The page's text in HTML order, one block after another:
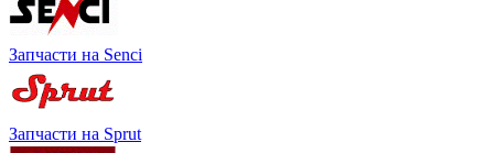
Запчасти на Senci
Запчасти на Sprut